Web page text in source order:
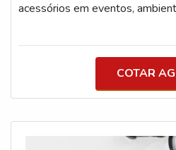
acessórios em eventos,
Técnicas Cordões (uso
aberto | 43 cm fechado
15mm, 20mm e 25mm Tirantes (uso lateral para copo):
Comprimento: 140 cm Larguras
robustos) Modelos com Engate de Mochila:
Comprimento: 100 cm
COTAR